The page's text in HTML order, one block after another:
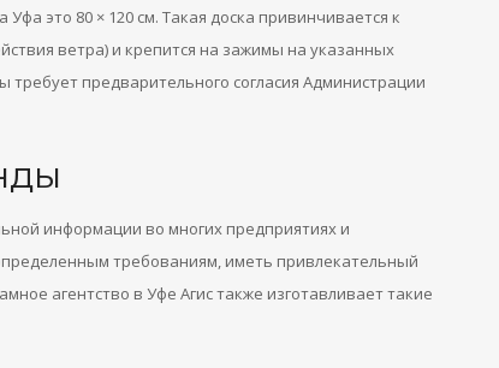
это 80 × 120 см. Такая доска привинчивается к
ветра) и крепится на зажимы на указанных
требует предварительного согласия Администрации
информации во многих предприятиях и
требованиям, иметь привлекательный
агентство в Уфе Агис также изготавливает такие